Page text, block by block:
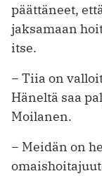
päättäneet,
jaksamaan
itse.
− Tiia on
Häneltä saa
Moilanen.
− Meidän on